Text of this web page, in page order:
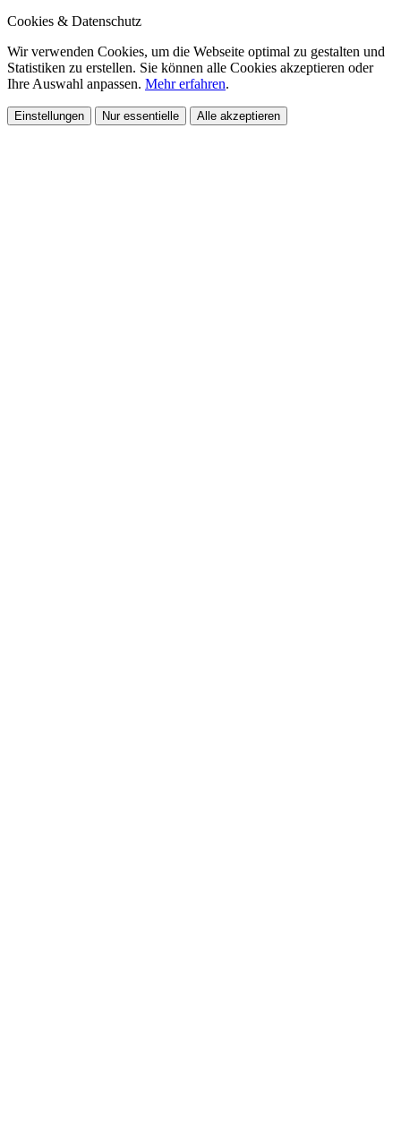
Cookies & Datenschutz
Wir verwenden Cookies, um die Webseite optimal zu gestalten und
Statistiken zu erstellen. Sie können alle Cookies akzeptieren oder
Ihre Auswahl anpassen. Mehr erfahren.
Einstellungen Nur essentielle Alle akzeptieren